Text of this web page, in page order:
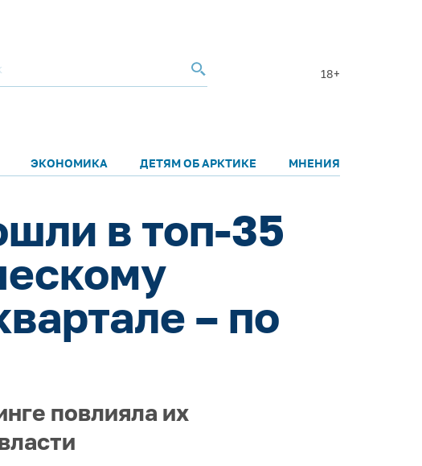
18+
ЭКОНОМИКА ДЕТЯМ ОБ АРКТИКЕ МНЕНИЯ
в топ-35
– по
повлияла их